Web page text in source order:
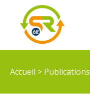
Accueil > Publications